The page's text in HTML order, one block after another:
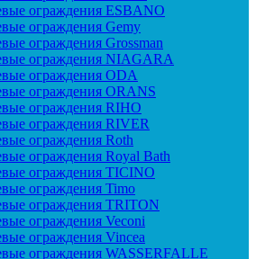
ограждения ESBANO
ограждения Gemy
ограждения Grossman
ограждения NIAGARA
ограждения ODA
ограждения ORANS
ограждения RIHO
ограждения RIVER
ограждения Roth
ограждения Royal Bath
ограждения TICINO
ограждения Timo
ограждения TRITON
ограждения Veconi
ограждения Vincea
ограждения WASSERFALLE